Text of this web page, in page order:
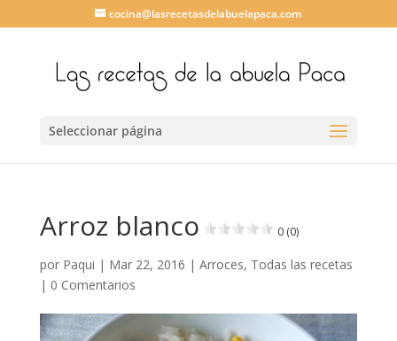
cocina@lasrecetasdelabuelapaca.com
Seleccionar página
Arroz blanco 0 (0)
por Paqui | Mar 22, 2016 | Arroces, Todas las recetas
| 0 Comentarios